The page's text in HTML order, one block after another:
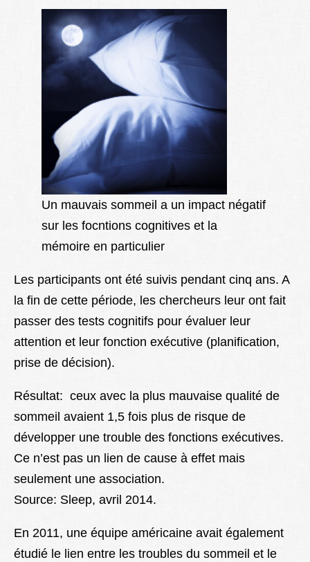
Un mauvais sommeil a un impact négatif
sur les focntions cognitives et la
mémoire en particulier
Les participants ont été suivis pendant cinq ans. A
la fin de cette période, les chercheurs leur ont fait
passer des tests cognitifs pour évaluer leur
attention et leur fonction exécutive (planification,
prise de décision).
Résultat: ceux avec la plus mauvaise qualité de
sommeil avaient 1,5 fois plus de risque de
développer une trouble des fonctions exécutives.
Ce n’est pas un lien de cause à effet mais
seulement une association.
Source: Sleep, avril 2014.
En 2011, une équipe américaine avait également
étudié le lien entre les troubles du sommeil et le